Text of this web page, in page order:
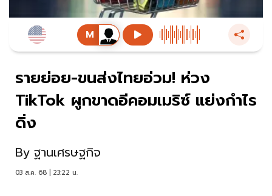
รายย่อย-ขนส่งไทยอ่วม! ห่วง
TikTok ผูกขาดอีคอมเมริซ์ แย่งกำไร
ดิ่ง
By ฐานเศรษฐกิจ
03 ส.ค. 68 | 23:22 น.